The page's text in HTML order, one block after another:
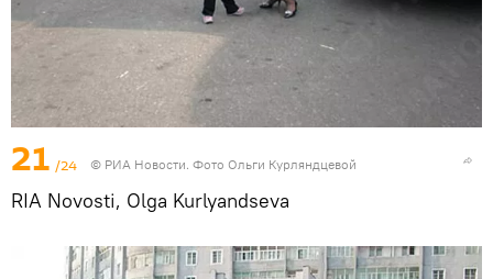
21 /24 © РИА Новости. Фото Ольги Курляндцевой
RIA Novosti, Olga Kurlyandseva